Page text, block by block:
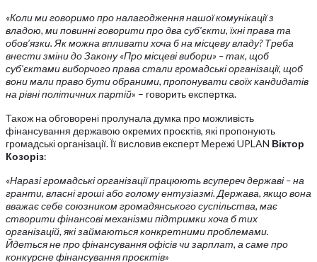
«Коли ми говоримо про налагодження нашої комунікації з
владою, ми повинні говорити про два суб’єкти, їхні права та
обов’язки. Як можна впливати хоча б на місцеву владу? Треба
внести зміни до Закону «Про місцеві вибори» – так, щоб
суб’єктами виборчого права стали громадські організації, щоб
вони мали право бути обраними, пропонувати своїх кандидатів
на рівні політичних партій» – говорить експертка.
Також на обговорені пролунала думка про можливість
фінансування державою окремих проєктів, які пропонують
громадські організації. Її висловив експерт Мережі UPLAN Віктор
Козоріз:
«Наразі громадські організації працюють всупереч державі – на
гранти, власні гроші або голому ентузіазмі. Держава, якщо вона
вважає себе союзником громадянського суспільства, має
створити фінансові механізми підтримки хоча б тих
організацій, які займаються конкретними проблемами.
Йдеться не про фінансування офісів чи зарплат, а саме про
конкурсне фінансування проєктів»